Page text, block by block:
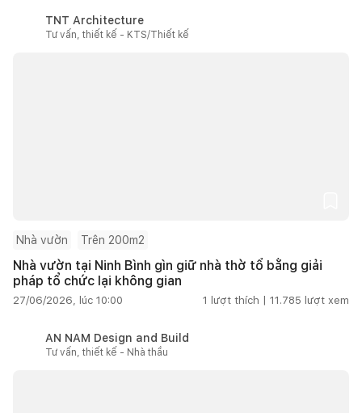
TNT Architecture
Tư vấn, thiết kế - KTS/Thiết kế
Nhà vườn Trên 200m2
Nhà vườn tại Ninh Bình gìn giữ nhà thờ tổ bằng giải
pháp tổ chức lại không gian
27/06/2026, lúc 10:00 1 lượt thích | 11.785 lượt xem
AN NAM Design and Build
Tư vấn, thiết kế - Nhà thầu